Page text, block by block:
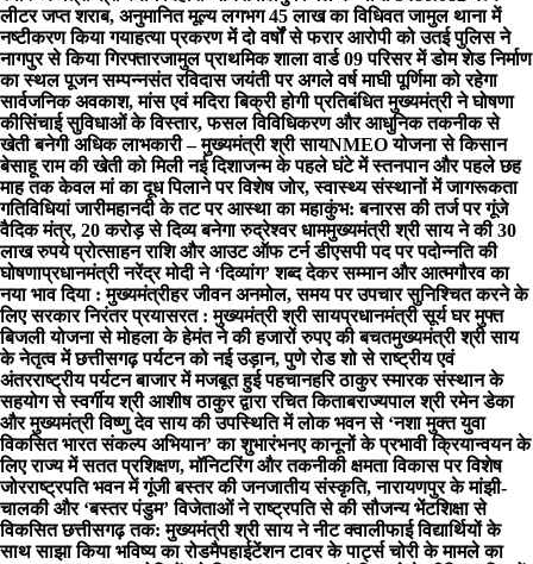
लीटर जप्त शराब, अनुमानित मूल्य लगभग 45 लाख का विधिवत जामुल थाना में
नष्टीकरण किया गयाहत्या प्रकरण में दो वर्षों से फरार आरोपी को उतई पुलिस ने
नागपुर से किया गिरफ्तारजामुल प्राथमिक शाला वार्ड 09 परिसर में डोम शेड निर्माण
का स्थल पूजन सम्पन्नसंत रविदास जयंती पर अगले वर्ष माघी पूर्णिमा को रहेगा
सार्वजनिक अवकाश, मांस एवं मदिरा बिक्री होगी प्रतिबंधित मुख्यमंत्री ने घोषणा
कीसिंचाई सुविधाओं के विस्तार, फसल विविधिकरण और आधुनिक तकनीक से
खेती बनेगी अधिक लाभकारी – मुख्यमंत्री श्री सायNMEO योजना से किसान
बेसाहू राम की खेती को मिली नई दिशाजन्म के पहले घंटे में स्तनपान और पहले छह
माह तक केवल मां का दूध पिलाने पर विशेष जोर, स्वास्थ्य संस्थानों में जागरूकता
गतिविधियां जारीमहानदी के तट पर आस्था का महाकुंभ: बनारस की तर्ज पर गूंजे
वैदिक मंत्र, 20 करोड़ से दिव्य बनेगा रुद्रेश्वर धाममुख्यमंत्री श्री साय ने की 30
लाख रुपये प्रोत्साहन राशि और आउट ऑफ टर्न डीएसपी पद पर पदोन्नति की
घोषणाप्रधानमंत्री नरेंद्र मोदी ने ‘दिव्यांग’ शब्द देकर सम्मान और आत्मगौरव का
नया भाव दिया : मुख्यमंत्रीहर जीवन अनमोल, समय पर उपचार सुनिश्चित करने के
लिए सरकार निरंतर प्रयासरत : मुख्यमंत्री श्री सायप्रधानमंत्री सूर्य घर मुफ्त
बिजली योजना से मोहला के हेमंत ने की हजारों रुपए की बचतमुख्यमंत्री श्री साय
के नेतृत्व में छत्तीसगढ़ पर्यटन को नई उड़ान, पुणे रोड शो से राष्ट्रीय एवं
अंतरराष्ट्रीय पर्यटन बाजार में मजबूत हुई पहचानहरि ठाकुर स्मारक संस्थान के
सहयोग से स्वर्गीय श्री आशीष ठाकुर द्वारा रचित किताबराज्यपाल श्री रमेन डेका
और मुख्यमंत्री विष्णु देव साय की उपस्थिति में लोक भवन से ‘नशा मुक्त युवा
विकसित भारत संकल्प अभियान’ का शुभारंभनए कानूनों के प्रभावी क्रियान्वयन के
लिए राज्य में सतत प्रशिक्षण, मॉनिटरिंग और तकनीकी क्षमता विकास पर विशेष
जोरराष्ट्रपति भवन में गूंजी बस्तर की जनजातीय संस्कृति, नारायणपुर के मांझी-
चालकी और ‘बस्तर पंडुम’ विजेताओं ने राष्ट्रपति से की सौजन्य भेंटशिक्षा से
विकसित छत्तीसगढ़ तक: मुख्यमंत्री श्री साय ने नीट क्वालीफाई विद्यार्थियों के
साथ साझा किया भविष्य का रोडमैपहाईटेंशन टावर के पार्ट्स चोरी के मामले का